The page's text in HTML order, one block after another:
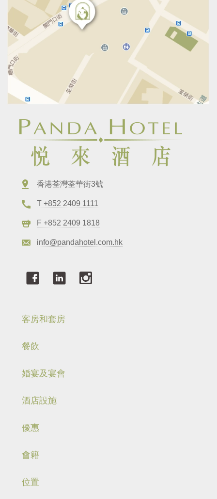
香港荃灣荃華街3號
T +852 2409 1111
F +852 2409 1818
info@pandahotel.com.hk
客房和套房
餐飲
婚宴及宴會
酒店設施
優惠
會籍
位置